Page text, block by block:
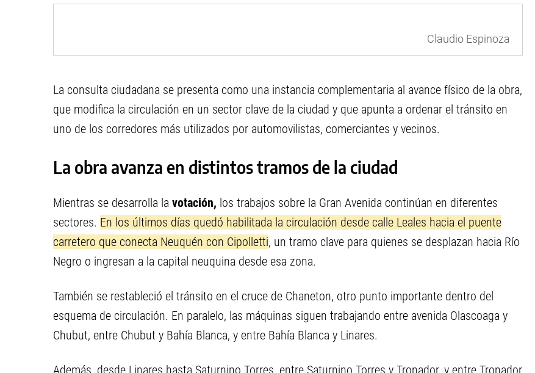
Claudio Espinoza
La consulta ciudadana se presenta como una instancia complementaria al avance físico de la obra,
que modifica la circulación en un sector clave de la ciudad y que apunta a ordenar el tránsito en
uno de los corredores más utilizados por automovilistas, comerciantes y vecinos.
La obra avanza en distintos tramos de la ciudad
Mientras se desarrolla la votación, los trabajos sobre la Gran Avenida continúan en diferentes
sectores. En los últimos días quedó habilitada la circulación desde calle Leales hacia el puente
carretero que conecta Neuquén con Cipolletti, un tramo clave para quienes se desplazan hacia Río
Negro o ingresan a la capital neuquina desde esa zona.
También se restableció el tránsito en el cruce de Chaneton, otro punto importante dentro del
esquema de circulación. En paralelo, las máquinas siguen trabajando entre avenida Olascoaga y
Chubut, entre Chubut y Bahía Blanca, y entre Bahía Blanca y Linares.
Además, desde Linares hasta Saturnino Torres, entre Saturnino Torres y Tronador, y entre Tronador